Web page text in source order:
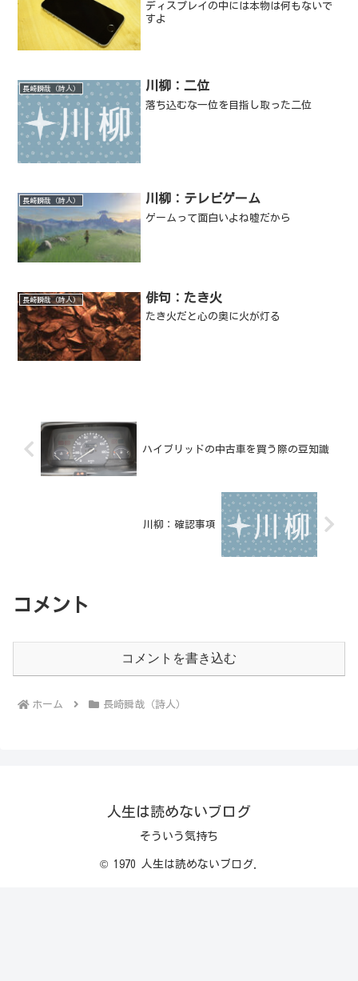
ディスプレイの中には本物は何もないで
すよ
長崎瞬哉（詩人） 川柳：二位
落ち込むな一位を目指し取った二位
長崎瞬哉（詩人） 川柳：テレビゲーム
ゲームって面白いよね嘘だから
長崎瞬哉（詩人） 俳句：たき火
たき火だと心の奥に火が灯る
ハイブリッドの中古車を買う際の豆知識
川柳：確認事項
コメント
コメントを書き込む
ホーム 長崎瞬哉（詩人）
人生は読めないブログ
そういう気持ち
© 1970 人生は読めないブログ.